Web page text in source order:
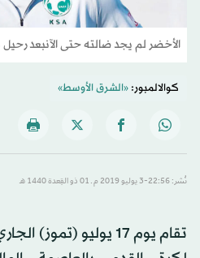
الأخضر لم يجد ضالته حتى الآنبعد
كوالالمبور:«الشرق الأوسط»
نُشر: 22:56-3 يوليو 2019 م ـ 01 ذو القِعدة 1440 هـ
تقام يوم 17 يوليو